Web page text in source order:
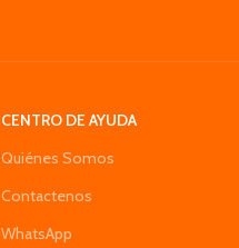
CENTRO DE AYUDA
Quiénes Somos
Contactenos
WhatsApp